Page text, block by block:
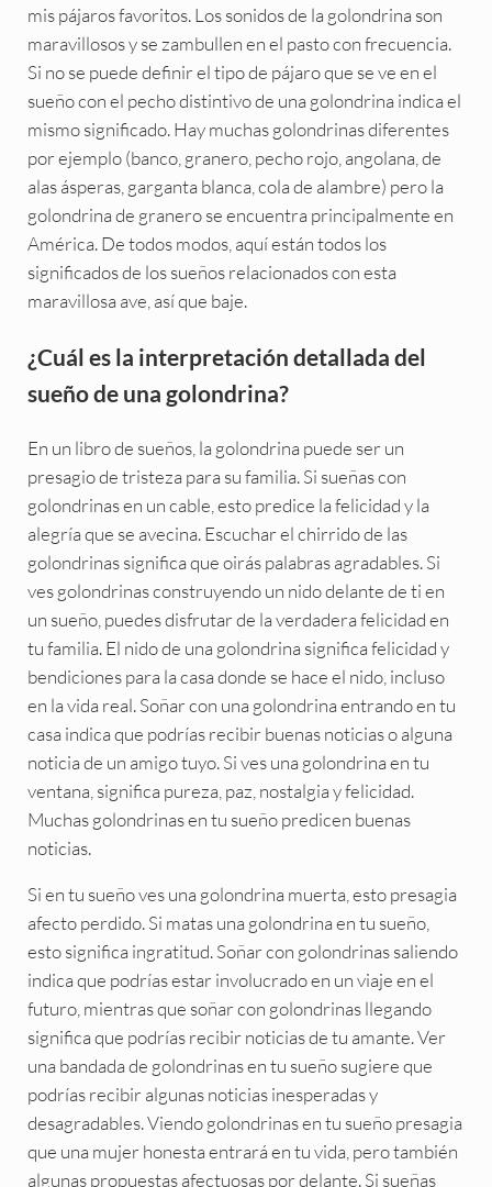
mis pájaros favoritos. Los sonidos de la golondrina son
maravillosos y se zambullen en el pasto con frecuencia.
Si no se puede definir el tipo de pájaro que se ve en el
sueño con el pecho distintivo de una golondrina indica el
mismo significado. Hay muchas golondrinas diferentes
por ejemplo (banco, granero, pecho rojo, angolana, de
alas ásperas, garganta blanca, cola de alambre) pero la
golondrina de granero se encuentra principalmente en
América. De todos modos, aquí están todos los
significados de los sueños relacionados con esta
maravillosa ave, así que baje.
¿Cuál es la interpretación detallada del
sueño de una golondrina?
En un libro de sueños, la golondrina puede ser un
presagio de tristeza para su familia. Si sueñas con
golondrinas en un cable, esto predice la felicidad y la
alegría que se avecina. Escuchar el chirrido de las
golondrinas significa que oirás palabras agradables. Si
ves golondrinas construyendo un nido delante de ti en
un sueño, puedes disfrutar de la verdadera felicidad en
tu familia. El nido de una golondrina significa felicidad y
bendiciones para la casa donde se hace el nido, incluso
en la vida real. Soñar con una golondrina entrando en tu
casa indica que podrías recibir buenas noticias o alguna
noticia de un amigo tuyo. Si ves una golondrina en tu
ventana, significa pureza, paz, nostalgia y felicidad.
Muchas golondrinas en tu sueño predicen buenas
noticias.
Si en tu sueño ves una golondrina muerta, esto presagia
afecto perdido. Si matas una golondrina en tu sueño,
esto significa ingratitud. Soñar con golondrinas saliendo
indica que podrías estar involucrado en un viaje en el
futuro, mientras que soñar con golondrinas llegando
significa que podrías recibir noticias de tu amante. Ver
una bandada de golondrinas en tu sueño sugiere que
podrías recibir algunas noticias inesperadas y
desagradables. Viendo golondrinas en tu sueño presagia
que una mujer honesta entrará en tu vida, pero también
algunas propuestas afectuosas por delante. Si sueñas